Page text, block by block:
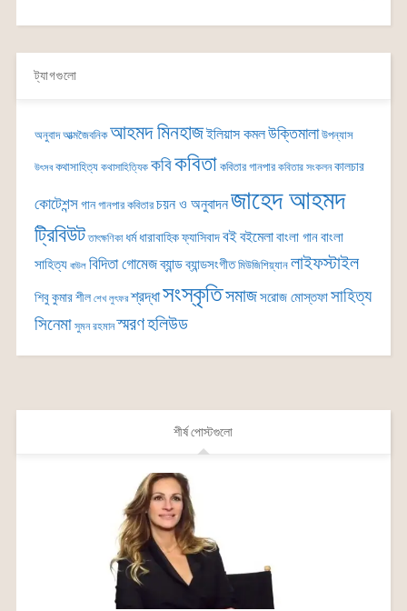
ট্যাগগুলো
অনুবাদ আত্মজৈবনিক আহমদ মিনহাজইলিয়াস কমলউক্তিমালা উপন্যাস
উৎসব কথাসাহিত্য কথাসাহিত্যিক কবিকবিতা কবিতার গানপার কবিতার সংকলন কালচার
কোটেশন্সগান গানপার কবিতার চয়ন ও অনুবাদনজাহেদ আহমদ
ট্রিবিউট তাৎক্ষণিকা ধর্ম ধারাবাহিকফ্যাসিবাদবইবইমেলাবাংলা গানবাংলা
সাহিত্য বাউল বিদিতা গোমেজব্যান্ডব্যান্ডসংগীত মিউজিশিয়্যান লাইফস্টাইল
শিবু কুমার শীল শেখ লুৎফর শ্রদ্ধাসংস্কৃতিসমাজসরোজ মোস্তফাসাহিত্য
সিনেমা সুমন রহমান স্মরণহলিউড
শীর্ষ পোস্টগুলো